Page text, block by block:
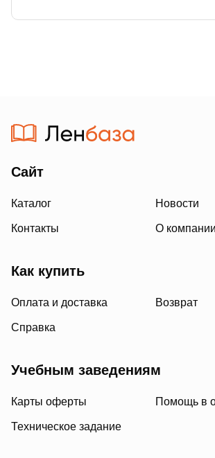
Сайт
Каталог Новости
Контакты О компании
Как купить
Оплата и доставка Возврат
Справка
Учебным заведениям
Карты оферты Помощь в
Техническое задание